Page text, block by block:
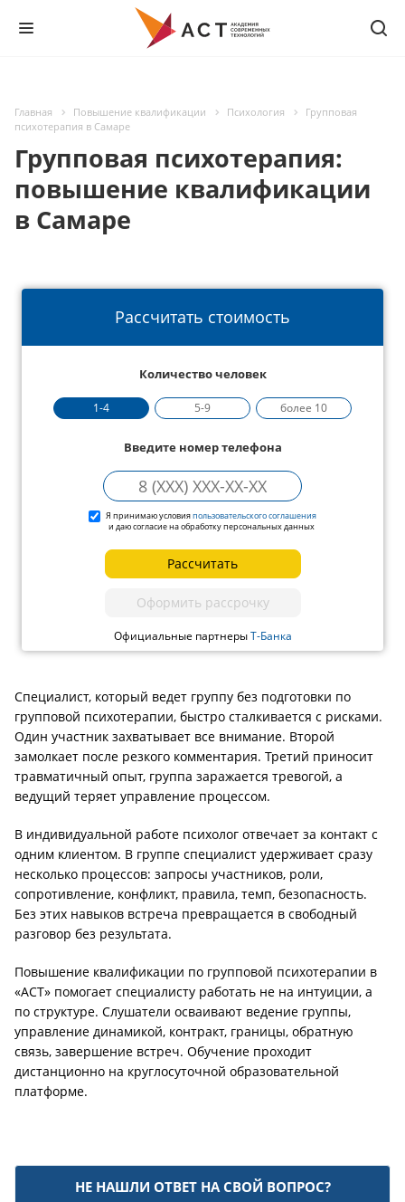
Главная Повышение квалификации Психология
Групповая
психотерапия в Самаре
Групповая психотерапия:
повышение квалификации
в Самаре
Рассчитать стоимость
Количество человек
1-4 5-9 более 10
Введите номер телефона
Я принимаю условияпользовательского соглашения
и даю согласие на обработку персональных данных
Рассчитать
Оформить рассрочку
Официальные партнерыТ-Банка
Специалист, который ведет группу без подготовки по
групповой психотерапии, быстро сталкивается с рисками.
Один участник захватывает все внимание. Второй
замолкает после резкого комментария. Третий приносит
травматичный опыт, группа заражается тревогой, а
ведущий теряет управление процессом.
В индивидуальной работе психолог отвечает за контакт с
одним клиентом. В группе специалист удерживает сразу
несколько процессов: запросы участников, роли,
сопротивление, конфликт, правила, темп, безопасность.
Без этих навыков встреча превращается в свободный
разговор без результата.
Повышение квалификации по групповой психотерапии в
«АСТ» помогает специалисту работать не на интуиции, а
по структуре. Слушатели осваивают ведение группы,
управление динамикой, контракт, границы, обратную
связь, завершение встреч. Обучение проходит
дистанционно на круглосуточной образовательной
платформе.
НЕ НАШЛИ ОТВЕТ НА СВОЙ ВОПРОС?